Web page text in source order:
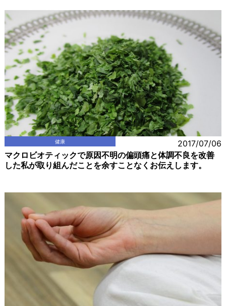
健康 2017/07/06
マクロビオティックで原因不明の偏頭痛と体調不良を改善
した私が取り組んだことを余すことなくお伝えします。